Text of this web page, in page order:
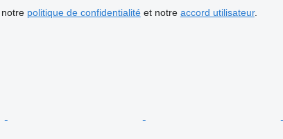
politique de confidentialitéet notre accord utilisateur.